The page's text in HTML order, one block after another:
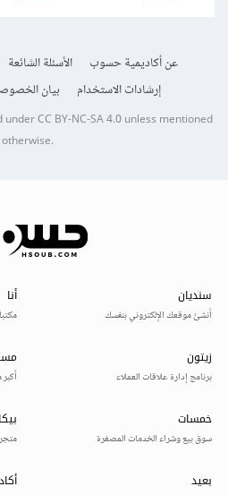
عن أكاديمية حسوب الأسئلة الشائعة
إرشادات الاستخدام
بيان
underCC BY-NC-SA 4.0unless mentioned
otherwise.